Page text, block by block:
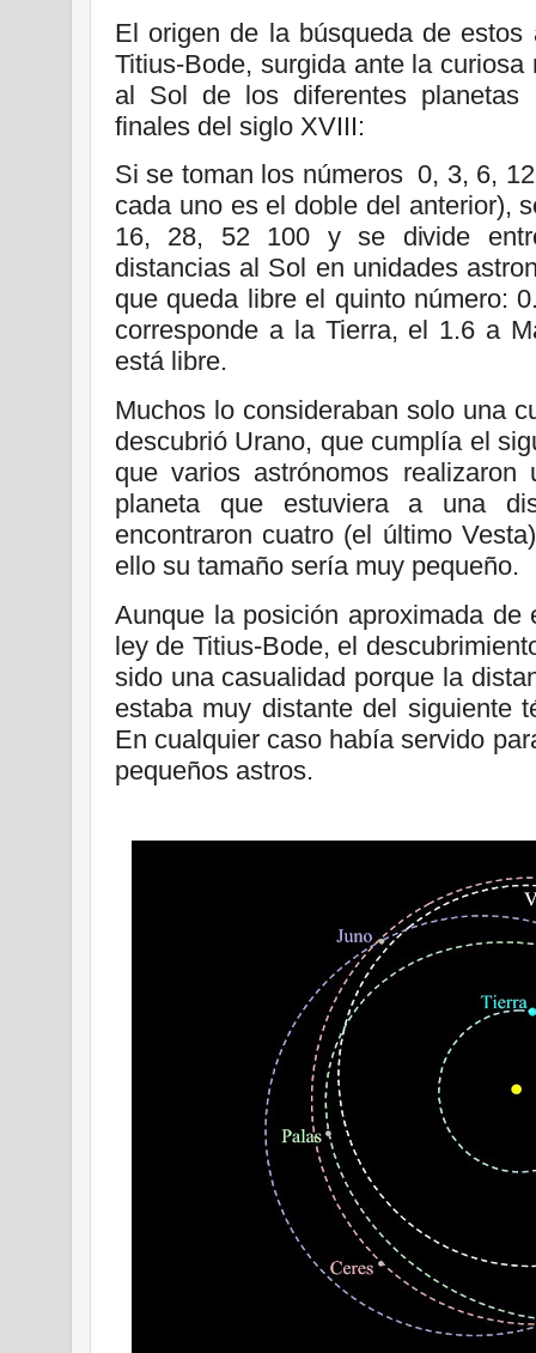
El origen de la búsqueda de
Titius-Bode, surgida ante la
al Sol de los diferentes planetas
finales del siglo XVIII:
Si se toman los números 0, 3, 6,
cada uno es el doble del
16, 28, 52 100 y se divide
distancias al Sol en unidades
que queda libre el quinto número:
corresponde a la Tierra, el 1.6 a
está libre.
Muchos lo consideraban solo una
descubrió Urano, que cumplía el
que varios astrónomos
planeta que estuviera a una
encontraron cuatro (el último
ello su tamaño sería muy pequeño.
Aunque la posición aproximada
ley de Titius-Bode, el
sido una casualidad porque la
estaba muy distante del siguiente
En cualquier caso había servido
pequeños astros.